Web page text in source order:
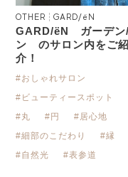
OTHER GARD/ëN
GARD/ëN ガーデン
ン のサロン内をご紹
介！
#おしゃれサロン
#ビューティースポット
#丸
#円
#居心地
#細部のこだわり
#縁
#自然光
#表参道